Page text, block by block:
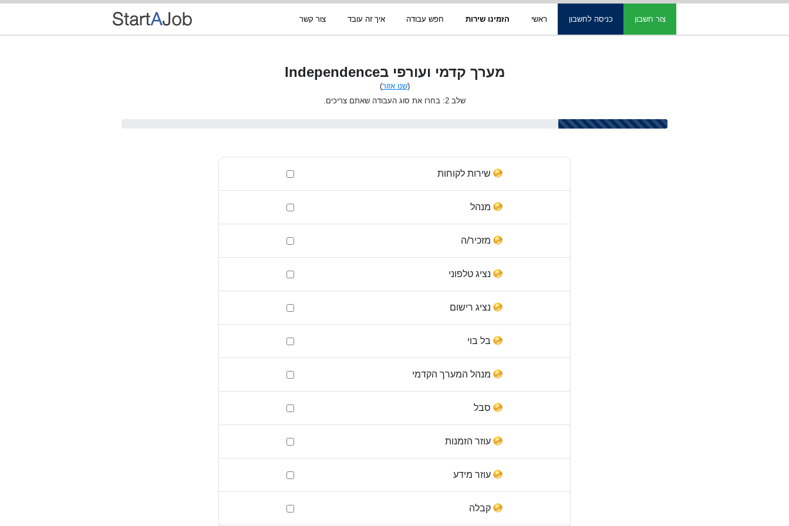
צור חשבון כניסה לחשבון ראשי הזמינו שירות חפש עבודה איך זה עובד צור קשר
מערך קדמי ועורפי בIndependence
(שנו אזור)
שלב 2: בחרו את סוג העבודה שאתם צריכים.
שירות לקוחות
מנהל
מזכיר/ה
נציג טלפוני
נציג רישום
בל בוי
מנהל המערך הקדמי
סבל
עוזר הזמנות
עוזר מידע
קבלה